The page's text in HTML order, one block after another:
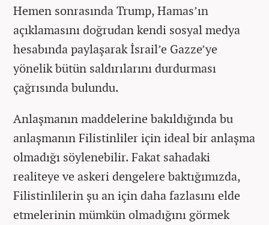
Hemen sonrasında Trump, Hamas’ın
açıklamasını doğrudan kendi sosyal medya
hesabında paylaşarak İsrail’e Gazze’ye
yönelik bütün saldırılarını durdurması
çağrısında bulundu.
Anlaşmanın maddelerine bakıldığında bu
anlaşmanın Filistinliler için ideal bir anlaşma
olmadığı söylenebilir. Fakat sahadaki
realiteye ve askeri dengelere baktığımızda,
Filistinlilerin şu an için daha fazlasını elde
etmelerinin mümkün olmadığını görmek